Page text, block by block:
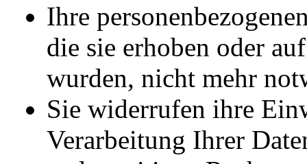
Ihre
die sie erhoben oder
wurden, nicht mehr
Sie widerrufen ihre
Verarbeitung Ihrer